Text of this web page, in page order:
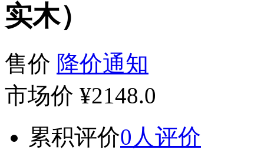
实木）
售价 降价通知
市场价 ¥2148.0
累积评价0人评价